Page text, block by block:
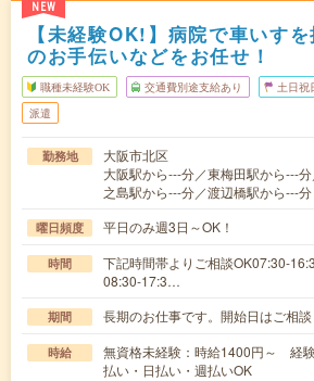
NEW
【未経験OK!】病院で車いす
のお手伝いなどをお任せ！
職種未経験OK 交通費別途支給あり 土日祝
派遣
勤務地
大阪市北区
大阪駅から---分／東梅田駅から---
之島駅から---分／渡辺橋駅から---分
曜日頻度 平日のみ週3日～OK！
時間
下記時間帯よりご相談
08:30-17:3…
期間 長期のお仕事です。開始日はご相
時給
無資格未経験：時給1400円～ 経
払い・日払い・週払いOK